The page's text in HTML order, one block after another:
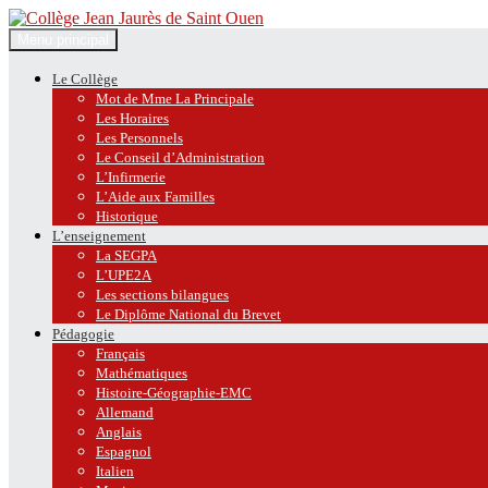
Collège Jean Jaurès de Saint
Recherche
au
contenu
Le Collège
Mot de Mme La Principale
Les Horaires
Les Personnels
Le Conseil d’Administration
L’Infirmerie
L’Aide aux Familles
Historique
L’enseignement
La SEGPA
L’UPE2A
Les sections bilangues
Le Diplôme National du Brevet
Pédagogie
Français
Mathématiques
Histoire-Géographie-EMC
Allemand
Anglais
Espagnol
Italien